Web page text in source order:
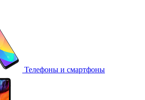
Телефоны и смартфоны